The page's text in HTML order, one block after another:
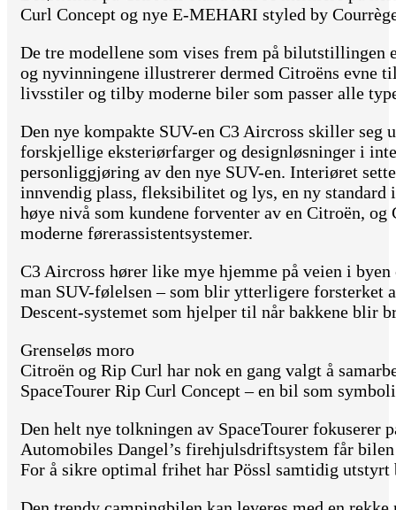
Curl Concept og nye E-MEHARI styled by
De tre modellene som vises frem på
og nyvinningene illustrerer dermed Citroëns evne
livsstiler og tilby moderne biler som passer alle
Den nye kompakte SUV-en C3 Aircross skiller seg
forskjellige eksteriørfarger og designløsninger i
personliggjøring av den nye SUV-en. Interiøret
innvendig plass, fleksibilitet og lys, en ny standard
høye nivå som kundene forventer av en Citroën, og
moderne førerassistentsystemer.
C3 Aircross hører like mye hjemme på veien i
man SUV-følelsen – som blir ytterligere forsterket
Descent-systemet som hjelper til når bakkene blir
Grenseløs moro
Citroën og Rip Curl har nok en gang valgt å
SpaceTourer Rip Curl Concept – en bil som
Den helt nye tolkningen av SpaceTourer fokuserer
Automobiles Dangel’s firehjulsdriftsystem får
For å sikre optimal frihet har Pössl samtidig